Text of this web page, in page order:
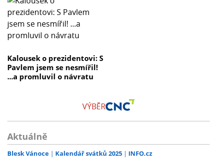
Kalousek o prezidentovi: S
Pavlem jsem se nesmířil!
...a promluvil o návratu
VÝBĚR
Aktuálně
Blesk Vánoce Kalendář svátků 2025 INFO.cz